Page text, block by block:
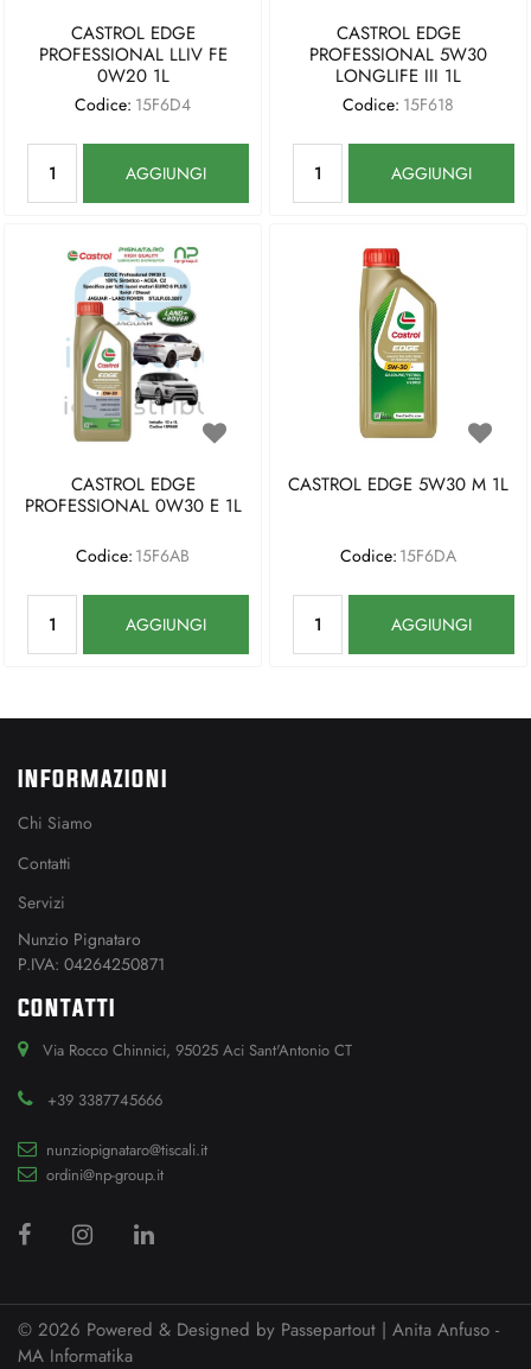
CASTROL EDGE
PROFESSIONAL LLIV FE
0W20 1L
Codice: 15F6D4
AGGIUNGI
CASTROL EDGE
PROFESSIONAL 5W30
LONGLIFE III 1L
Codice: 15F618
AGGIUNGI
CASTROL EDGE
PROFESSIONAL 0W30 E 1L
Codice: 15F6AB
AGGIUNGI
CASTROL EDGE 5W30 M 1L
Codice: 15F6DA
AGGIUNGI
INFORMAZIONI
Chi Siamo
Contatti
Servizi
Nunzio Pignataro
P.IVA: 04264250871
CONTATTI
Via Rocco Chinnici, 95025 Aci Sant'Antonio CT
+39 3387745666
nunziopignataro@tiscali.it
ordini@np-group.it
© 2026 Powered & Designed by Passepartout | Anita Anfuso -
MA Informatika